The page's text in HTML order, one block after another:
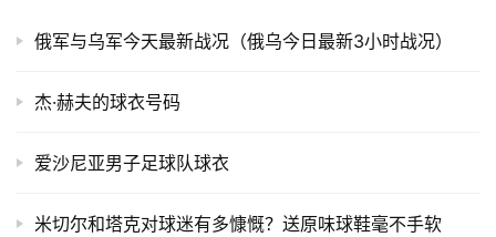
俄军与乌军今天最新战况（俄乌今日最新3小时战况）
杰·赫夫的球衣号码
爱沙尼亚男子足球队球衣
米切尔和塔克对球迷有多慷慨？送原味球鞋毫不手软